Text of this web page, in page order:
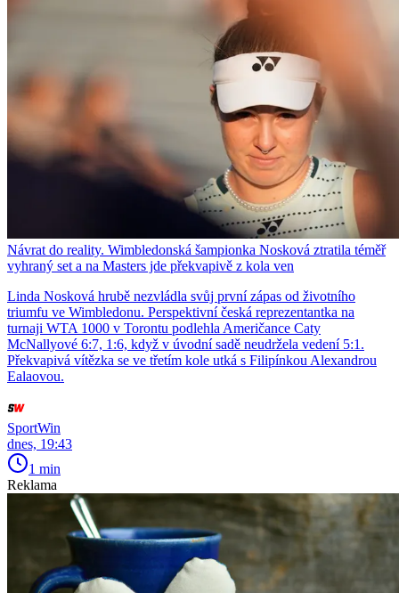
Návrat do reality. Wimbledonská šampionka Nosková ztratila téměř
vyhraný set a na Masters jde překvapivě z kola ven
Linda Nosková hrubě nezvládla svůj první zápas od životního
triumfu ve Wimbledonu. Perspektivní česká reprezentantka na
turnaji WTA 1000 v Torontu podlehla Američance Caty
McNallyové 6:7, 1:6, když v úvodní sadě neudržela vedení 5:1.
Překvapivá vítězka se ve třetím kole utká s Filipínkou Alexandrou
Ealaovou.
SportWin
dnes, 19:43
1 min
Reklama